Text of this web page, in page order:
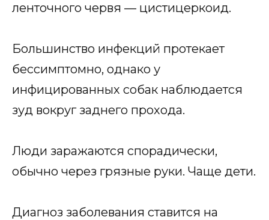
ленточного червя — цистицеркоид.
Большинство инфекций протекает
бессимптомно, однако у
инфицированных собак наблюдается
зуд вокруг заднего прохода.
Люди заражаются спорадически,
обычно через грязные руки. Чаще дети.
Диагноз заболевания ставится на